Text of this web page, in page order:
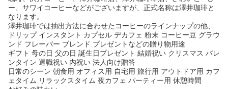
ー、サワイコーヒーなどがございますが、正式名称は澤井珈琲と
なります。
澤井珈琲では抽出方法に合わせたコーヒーのラインナップの他、
ドリップ インスタント カプセル デカフェ 粉末 コーヒー豆 グラウ
ンド フレーバー ブレンド プレゼントなどの贈り物用途
ギフト 母の日 父の日 誕生日プレゼント 結婚祝い クリスマス バレ
ンタイン 退職祝い 内祝い 法人向け贈答
日常のシーン 朝食用 オフィス用 自宅用 旅行用 アウトドア用 カフ
ェタイム リラックスタイム 夜カフェ パーティー用 休憩時間